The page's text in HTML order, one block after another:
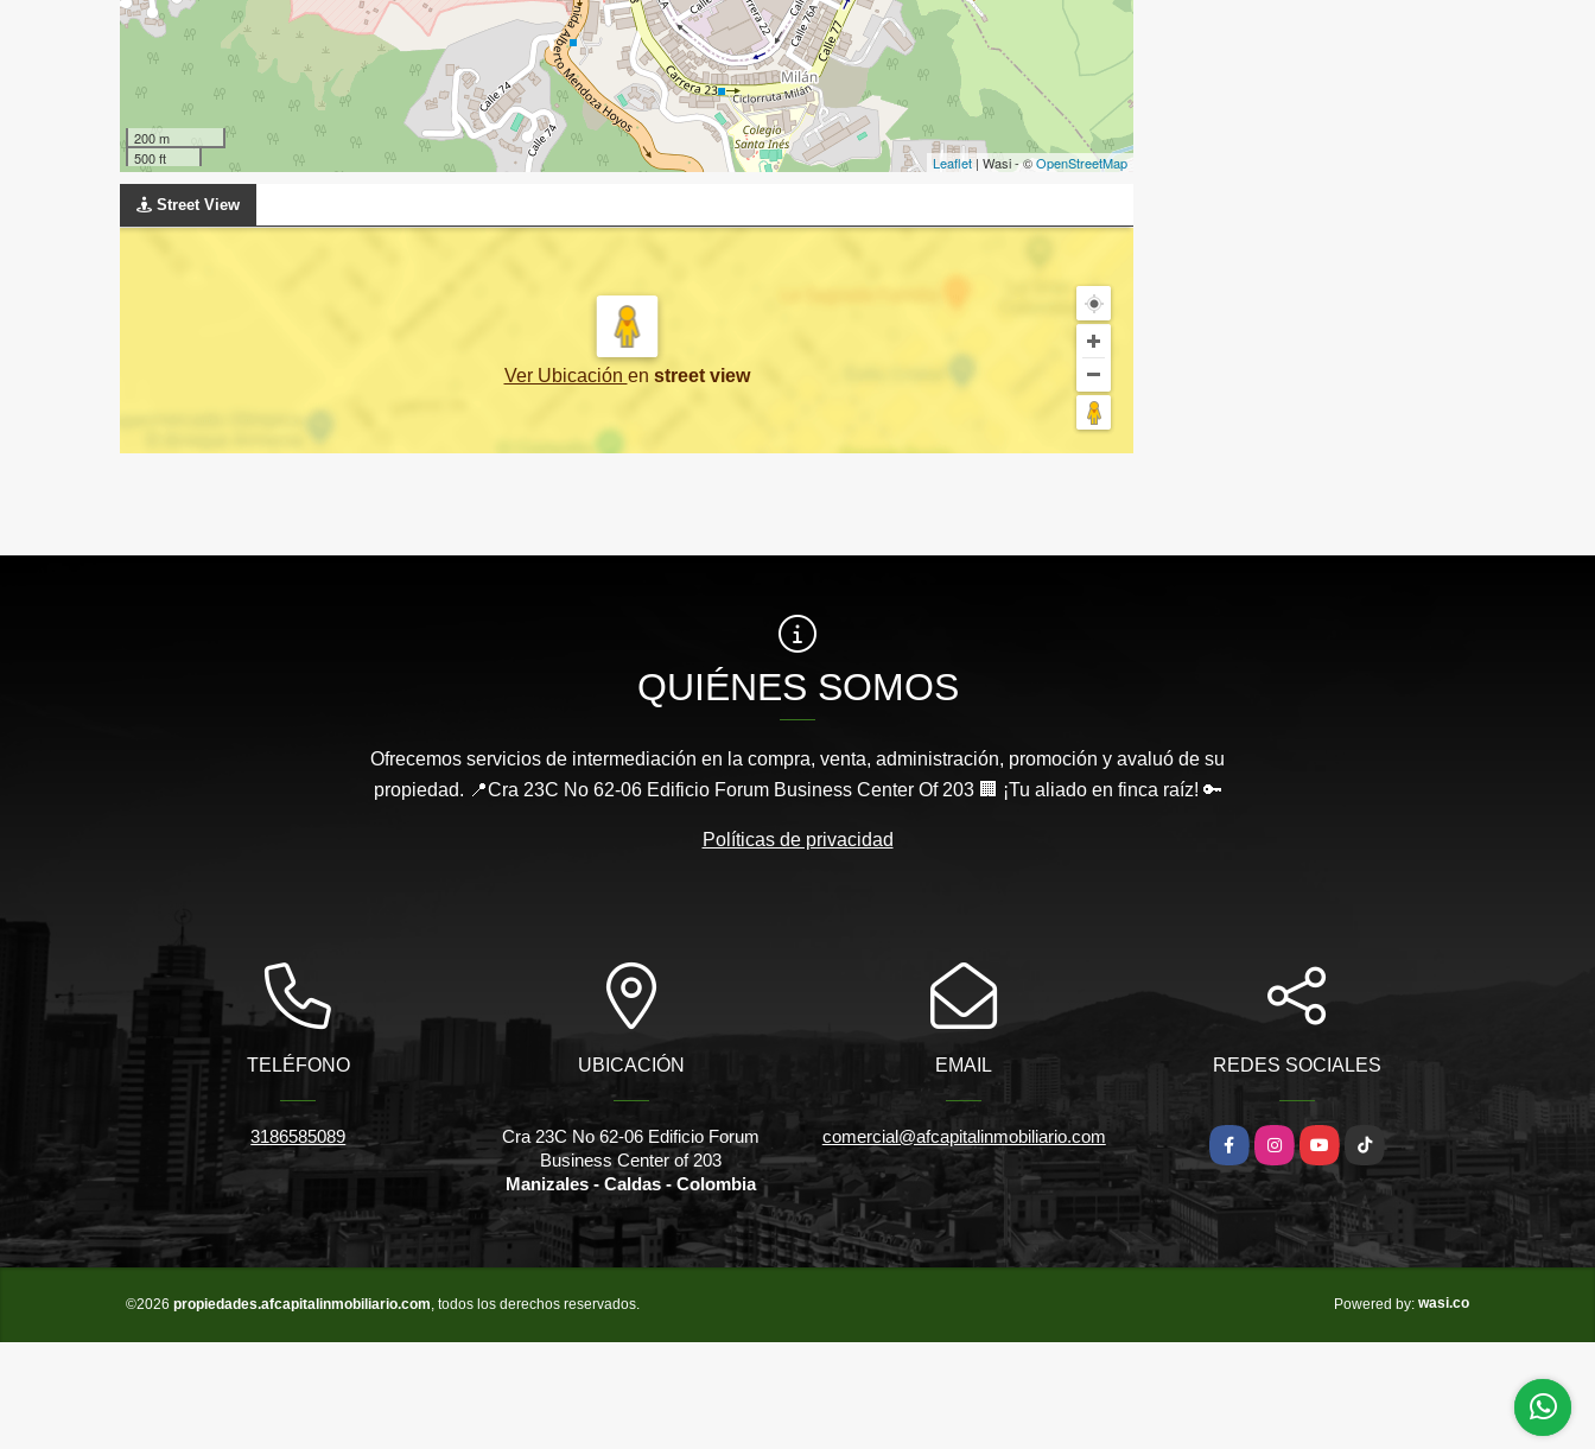
200 m
500 ft
Leaflet | Wasi - ©OpenStreetMap
Street View
Ver Ubicación en street view
QUIÉNES SOMOS
Ofrecemos servicios de intermediación en la compra, venta, administración, promoción y avaluó de su
propiedad. 📍Cra 23C No 62-06 Edificio Forum Business Center Of 203 🏢 ¡Tu aliado en finca raíz! 🔑
Políticas de privacidad
TELÉFONO
3186585089
UBICACIÓN
Cra 23C No 62-06 Edificio Forum
Business Center of 203
Manizales - Caldas - Colombia
EMAIL
comercial@afcapitalinmobiliario.com
REDES SOCIALES
FacebookInstagramYouTube
TikTok
©2026 propiedades.afcapitalinmobiliario.com , todos los derechos reservados. Powered by: wasi.co